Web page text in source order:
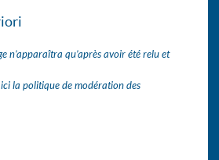
n’apparaîtra qu’après avoir été relu et
la politique de modération des